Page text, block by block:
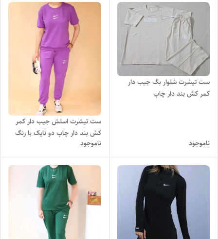
ست تیشرت شلوار بگ جیب دار
کمر کش بند دار چاپ
ناموجود
ست تیشرت اسلش جیب دار کمر
کش بند دار چاپ دو نایک با رنگ
بندی و تنخور بسیار شیک
ناموجود